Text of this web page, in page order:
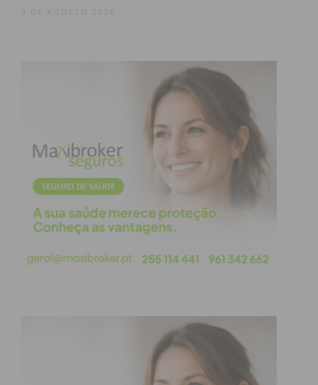
Eu li e concordo com os
termos e
condições
5 DE AGOSTO 2026